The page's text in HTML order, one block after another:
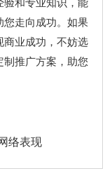
验和专业知识，能
您走向成功。如果
商业成功，不妨选
制推广方案，助您
络表现